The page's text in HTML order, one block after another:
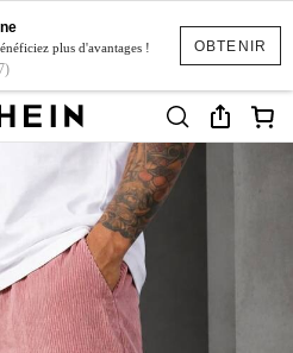
OBTENIR
plus d'avantages !